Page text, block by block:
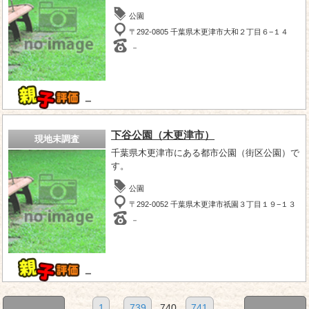
－
公園
〒292-0805 千葉県木更津市大和２丁目６−１４
－
現地未調査
－
下谷公園（木更津市）
千葉県木更津市にある都市公園（街区公園）で
す。
公園
〒292-0052 千葉県木更津市祇園３丁目１９−１３
－